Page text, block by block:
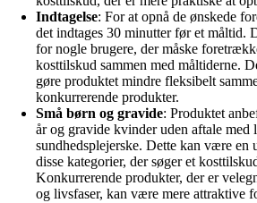
Indtagelse: For at opnå de ønskede
det indtages 30 minutter før et måltid.
for nogle brugere, der måske
kosttilskud sammen med måltiderne.
gøre produktet mindre fleksibelt
konkurrerende produkter.
Små børn og gravide: Produktet
år og gravide kvinder uden aftale med
sundhedsplejerske. Dette kan være en
disse kategorier, der søger et
Konkurrerende produkter, der er
og livsfaser, kan være mere attraktive